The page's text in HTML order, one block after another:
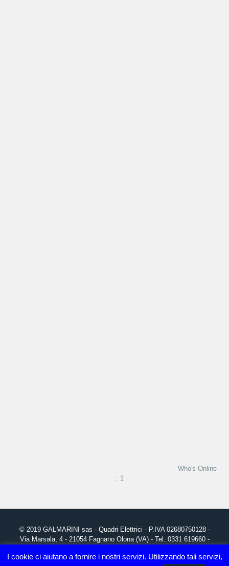
Who's Online
: 1
© 2019 GALMARINI sas - Quadri Elettrici - P.IVA 02680750128 -
Via Marsala, 4 - 21054 Fagnano Olona (VA) - Tel. 0331 619660 -
Grafica, realizzazione Sito Web e Posizionamento SEO:Studio
I cookie ci aiutano a fornire i nostri servizi. Utilizzando tali servizi,